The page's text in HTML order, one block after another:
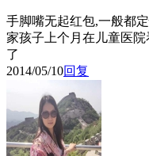
手脚嘴无起红包,一般都
家孩子上个月在儿童医
了
2014/05/10回复